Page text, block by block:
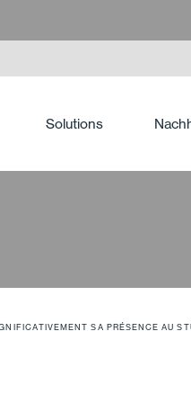
Solutions
SA PRÉSENCE AU